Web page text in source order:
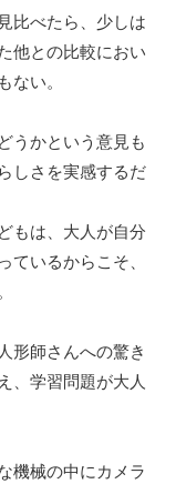
比べたら、少しは
他との比較におい
い。
うかという意見も
しさを実感するだ
もは、大人が自分
いるからこそ、
形師さんへの驚き
、学習問題が大人
機械の中にカメラ